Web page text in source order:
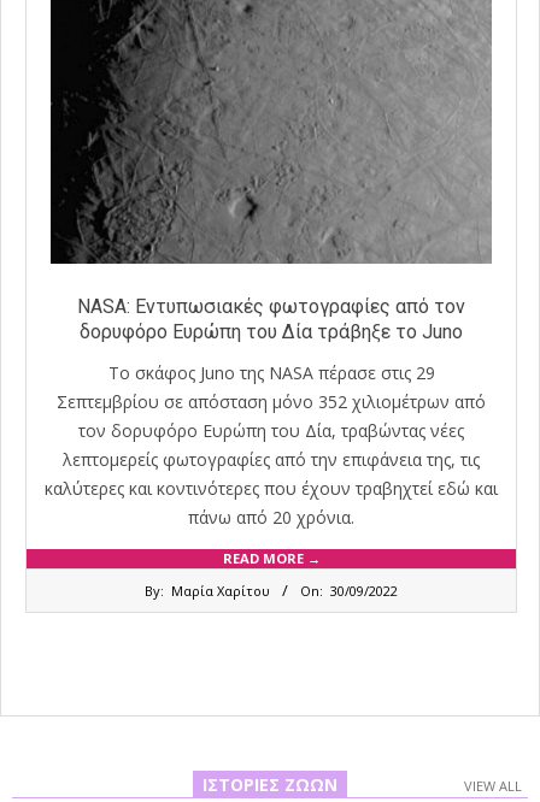
NASA: Εντυπωσιακές φωτογραφίες από τον
δορυφόρο Ευρώπη του Δία τράβηξε το Juno
Το σκάφος Juno της NASA πέρασε στις 29
Σεπτεμβρίου σε απόσταση μόνο 352 χιλιομέτρων από
τον δορυφόρο Ευρώπη του Δία, τραβώντας νέες
λεπτομερείς φωτογραφίες από την επιφάνεια της, τις
καλύτερες και κοντινότερες που έχουν τραβηχτεί εδώ και
πάνω από 20 χρόνια.
READ MORE →
By: Μαρία Χαρίτου On: 30/09/2022
ΙΣΤΟΡΊΕΣ ΖΏΩΝ VIEW ALL